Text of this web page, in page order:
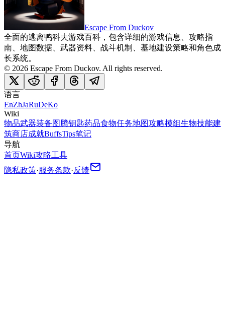
Escape From Duckov
全面的逃离鸭科夫游戏百科，包含详细的游戏信息、攻略指
南、地图数据、武器资料、战斗机制、基地建设策略和角色成
长系统。
© 2026 Escape From Duckov. All rights reserved.
语言
EnZhJaRuDeKo
Wiki
物品武器装备图腾钥匙药品食物任务地图攻略模组生物技能建
筑商店成就BuffsTips笔记
导航
首页Wiki攻略工具
隐私政策·服务条款·反馈